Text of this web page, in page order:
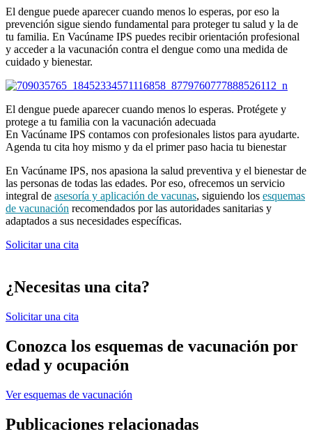
El dengue puede aparecer cuando menos lo esperas, por eso la
prevención sigue siendo fundamental para proteger tu salud y la de
tu familia. En Vacúname IPS puedes recibir orientación profesional
y acceder a la vacunación contra el dengue como una medida de
cuidado y bienestar.
El dengue puede aparecer cuando menos lo esperas. Protégete y
protege a tu familia con la vacunación adecuada
En Vacúname IPS contamos con profesionales listos para ayudarte.
Agenda tu cita hoy mismo y da el primer paso hacia tu bienestar
En Vacúname IPS, nos apasiona la salud preventiva y el bienestar de
las personas de todas las edades. Por eso, ofrecemos un servicio
integral de asesoría y aplicación de vacunas, siguiendo los esquemas
de vacunación recomendados por las autoridades sanitarias y
adaptados a sus necesidades específicas.
Solicitar una cita
¿Necesitas una cita?
Solicitar una cita
Conozca los esquemas de vacunación por
edad y ocupación
Ver esquemas de vacunación
Publicaciones relacionadas